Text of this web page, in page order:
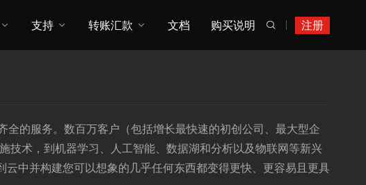
注册

支持 转账汇款 文档 购买说明
的服务。数百万客户（包括增长最快速的初创公司、最大型企
技术，到机器学习、人工智能、数据湖和分析以及物联网等新兴
中并构建您可以想象的几乎任何东西都变得更快、更容易且更具